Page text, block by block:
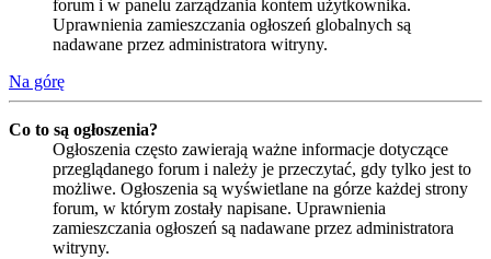
forum i w panelu zarządzania kontem użytkownika.
Uprawnienia zamieszczania ogłoszeń globalnych są
nadawane przez administratora witryny.
Na górę
Co to są ogłoszenia?
Ogłoszenia często zawierają ważne informacje dotyczące
przeglądanego forum i należy je przeczytać, gdy tylko jest to
możliwe. Ogłoszenia są wyświetlane na górze każdej strony
forum, w którym zostały napisane. Uprawnienia
zamieszczania ogłoszeń są nadawane przez administratora
witryny.